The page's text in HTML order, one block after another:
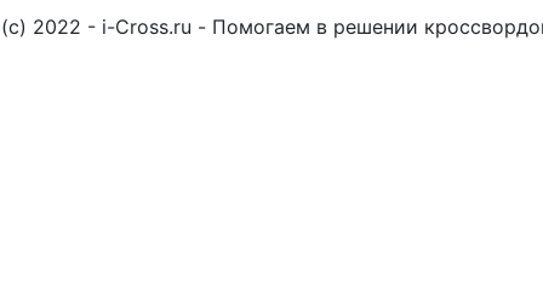
(c) 2022 - i-Cross.ru - Помогаем в решении